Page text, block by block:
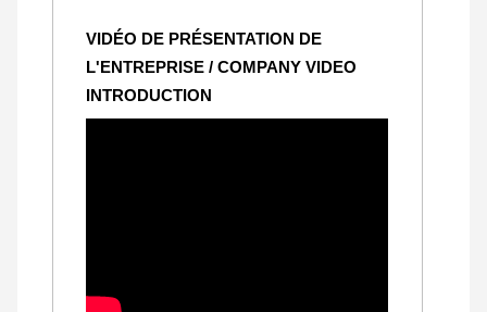
VIDÉO DE PRÉSENTATION DE
L'ENTREPRISE / COMPANY VIDEO
INTRODUCTION